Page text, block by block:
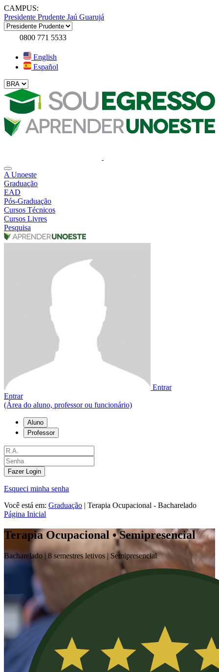
CAMPUS:
Presidente Prudente Jaú Guarujá
0800 771 5533
English
Español
A Unoeste
Graduação
EAD
Pós-Graduação
Cursos Técnicos
Cursos Livres
Pesquisa
Entrar
Entrar
(Área do aluno, professor ou funcionário)
Aluno
Professor
Fazer Login
Esqueci minha senha
Você está em: Graduação | Terapia Ocupacional - Bacharelado
Página Inicial
Terapia Ocupacional • Semipresencial
Bacharelado |8 semestres letivos | Semipresencial